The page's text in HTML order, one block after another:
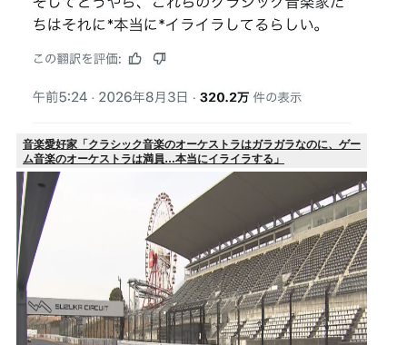
音楽愛好家「クラシック音楽のオーケストラはガラガラなのに、ゲー
ム音楽のオーケストラは満員…本当にイライラする」